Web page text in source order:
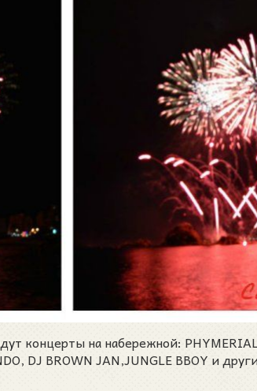
концерты на набережной:
DJ BROWN JAN,JUNGLE BBOY и